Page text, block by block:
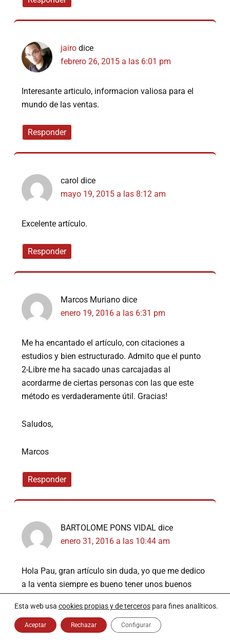
jairo dice
febrero 26, 2015 a las 6:01 pm
Interesante articulo, informacion valiosa para el
mundo de las ventas.
Responder
carol dice
mayo 19, 2015 a las 8:12 am
Excelente artículo.
Responder
Marcos Muriano dice
enero 19, 2016 a las 6:31 pm
Me ha encantado el artículo, con citaciones a
estudios y bien estructurado. Admito que el punto
2-Libre me ha sacado unas carcajadas al
acordarme de ciertas personas con las que este
método es verdaderamente útil. Gracias!
Saludos,
Marcos
Responder
BARTOLOME PONS VIDAL dice
enero 31, 2016 a las 10:44 am
Hola Pau, gran artículo sin duda, yo que me dedico
a la venta siempre es bueno tener unos buenos
SALUDOS.
Esta web usa cookies propias y de tercerospara fines analíticos.
Aceptar Rechazar Configurar